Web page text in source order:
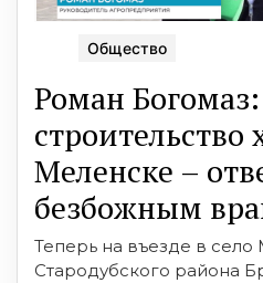
Общество
Роман Богомаз:
строительство
Меленске –
безбожным
Теперь на въезде в село
Стародубского района